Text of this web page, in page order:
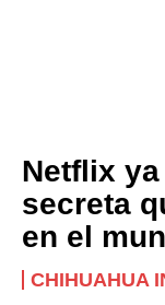
Netflix
secreta
en el
CHIHUAHUA